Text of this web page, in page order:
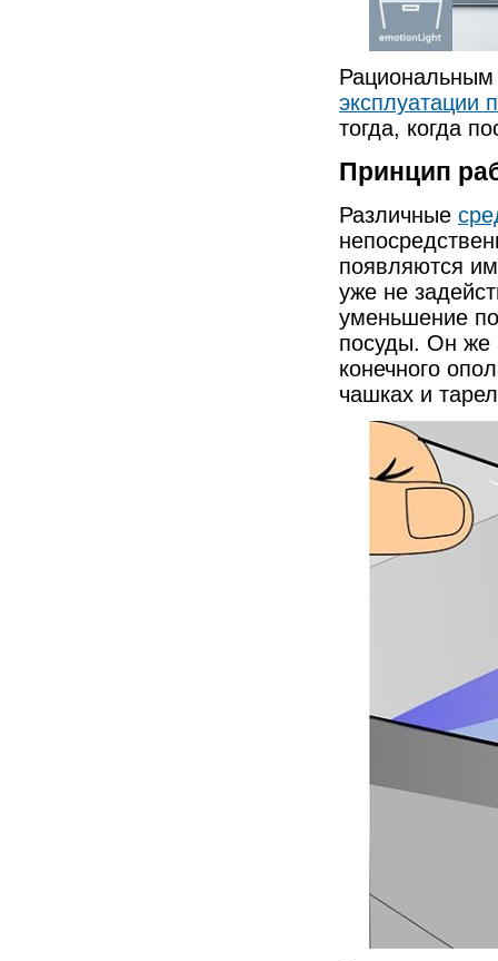
Рациональным
эксплуатации
тогда, когда
Принцип
Различные
появляются
уже не
уменьшение
посуды. Он же
конечного
чашках и